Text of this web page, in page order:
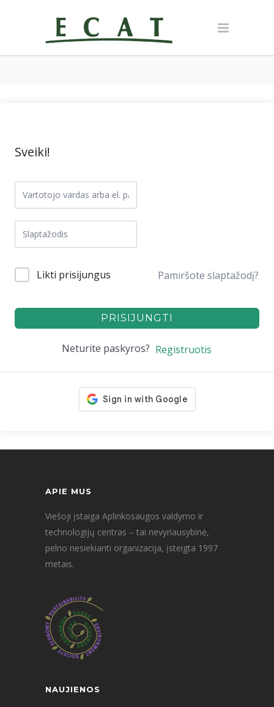
Sveiki!
Likti prisijungus Pamiršote slaptažodį?
PRISIJUNGTI
Neturite paskyros? Registruotis
APIE MUS
Viešoji įstaiga Aplinkosaugos valdymo ir
technologijų centras – tai nevyriausybinė,
pelno nesiekianti organizacija, įsteigta 1997
metais.
NAUJIENOS